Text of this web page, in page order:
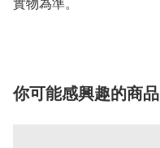
你可能感興趣的商品